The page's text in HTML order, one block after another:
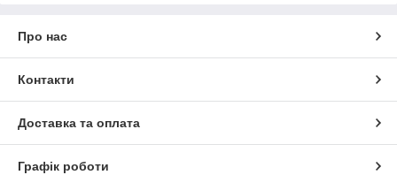
Про нас
Контакти
Доставка та оплата
Графік роботи